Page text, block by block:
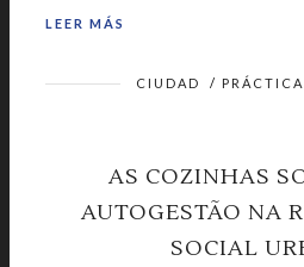
LEER MÁS
CIUDAD /
AS COZINHAS
AUTOGESTÃO NA
SOCIAL